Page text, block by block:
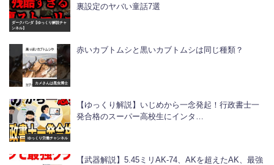
ダークパンダ【ゆっくり解説チャ
ンネル】
裏設定のヤバい童話7選
カメさんは昆虫博士
赤いカブトムシと黒いカブトムシは同じ種類？
ゆっくり労働チャンネル
【ゆっくり解説】いじめから一念発起！行政書士一
発合格のスーパー高校生にインタ…
【武器解説】5.45ミリAK-74、AKを超えたAK、最強